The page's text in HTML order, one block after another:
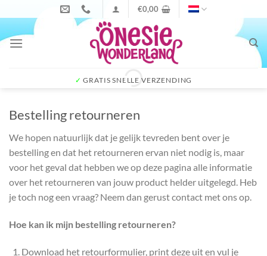
naar
inhoud
€0,00
✓ GRATIS SNELLE VERZENDING
Bestelling retourneren
We hopen natuurlijk dat je gelijk tevreden bent over je
bestelling en dat het retourneren ervan niet nodig is, maar
voor het geval dat hebben we op deze pagina alle informatie
over het retourneren van jouw product helder uitgelegd. Heb
je toch nog een vraag? Neem dan gerust contact met ons op.
Hoe kan ik mijn bestelling retourneren?
Download het retourformulier, print deze uit en vul je